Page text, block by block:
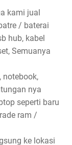
kami jual
/ baterai
hub, kabel
Semuanya
notebook,
nya
seperti baru
ram /
ke lokasi